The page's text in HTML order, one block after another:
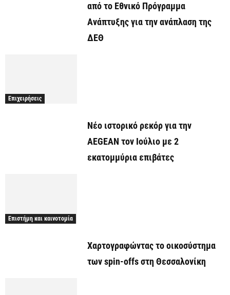
από το Εθνικό Πρόγραμμα
Ανάπτυξης για την ανάπλαση της
ΔΕΘ
Επιχειρήσεις
Νέο ιστορικό ρεκόρ για την
AEGEAN τον Ιούλιο με 2
εκατομμύρια επιβάτες
Επιστήμη και καινοτομία
Χαρτογραφώντας το οικοσύστημα
των spin-offs στη Θεσσαλονίκη